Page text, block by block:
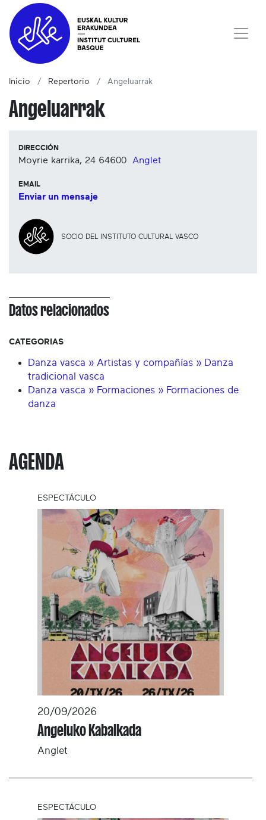
Inicio Repertorio Angeluarrak
Angeluarrak
DIRECCIÓN
Moyrie karrika, 24 64600 Anglet
EMAIL
Enviar un mensaje
SOCIO DEL INSTITUTO CULTURAL VASCO
Datos relacionados
CATEGORIAS
Danza vasca » Artistas y compañías » Danza
tradicional vasca
Danza vasca » Formaciones » Formaciones de
danza
AGENDA
ESPECTÁCULO
20/09/2026
Angeluko Kabalkada
Anglet
ESPECTÁCULO